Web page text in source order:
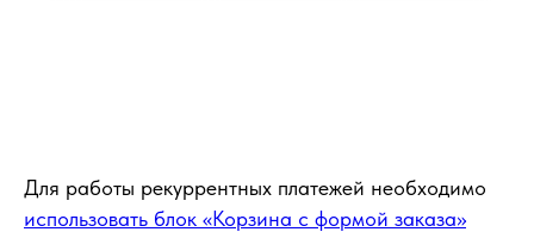
Для работы рекуррентных платежей необходимо
использовать блок «Корзина с формой заказа»